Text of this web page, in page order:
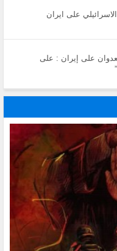
على ايران
على إيران : على